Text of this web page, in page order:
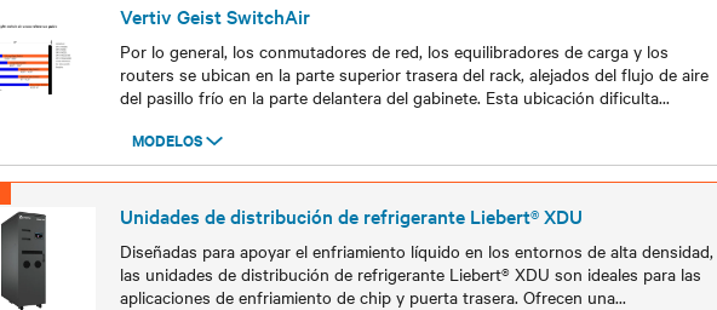
Vertiv Geist SwitchAir
Por lo general, los conmutadores de red, los equilibradores de carga y los
routers se ubican en la parte superior trasera del rack, alejados del flujo de aire
del pasillo frío en la parte delantera del gabinete. Esta ubicación dificulta...
MODELOS
Modelos
Unidades de distribución de refrigerante Liebert® XDU
Diseñadas para apoyar el enfriamiento líquido en los entornos de alta densidad,
las unidades de distribución de refrigerante Liebert® XDU son ideales para las
aplicaciones de enfriamiento de chip y puerta trasera. Ofrecen una...